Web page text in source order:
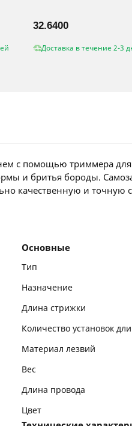
32.6400
Доставка в течение 2-3
с помощью триммера
и бритья бороды.
качественную и
Основные
Тип
Назначение
Длина стрижки
Количество установок
Материал лезвий
Вес
Длина провода
Цвет